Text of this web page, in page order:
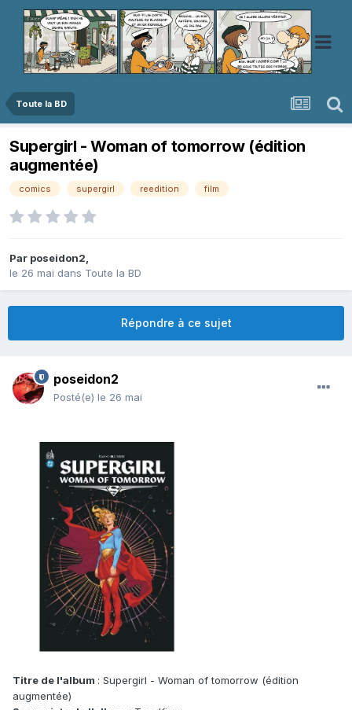
Toute la BD
Supergirl - Woman of tomorrow (édition
augmentée)
comics supergirl reedition film
Par poseidon2,
le 26 mai dans Toute la BD
Répondre à ce sujet
poseidon2
Posté(e) le 26 mai
Titre de l'album : Supergirl - Woman of tomorrow (édition
augmentée)